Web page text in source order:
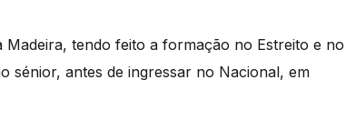
tendo feito a formação no Estreito e no
sénior, antes de ingressar no Nacional, em